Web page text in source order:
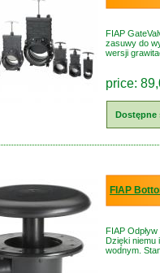
FIAP
zasuwy do
wersji
price:
Dostępne
FIAP
FIAP
Dzięki niemu
wodnym.